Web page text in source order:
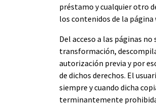
préstamo y cualquier otro
los contenidos de la página
Del acceso a las páginas
transformación,
autorización previa y por
de dichos derechos. El
siempre y cuando dicha
terminantemente